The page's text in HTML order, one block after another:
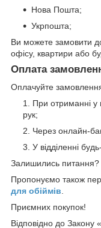
Нова Пошта;
Укрпошта;
Ви можете замовити
офісу, квартири або
Оплата
Оплачуйте
При отриманні у
рук;
Через онлайн-
У відділенні
Залишились
Пропонуємо також
для обіймів.
Приємних покупок!
Відповідно до Закону